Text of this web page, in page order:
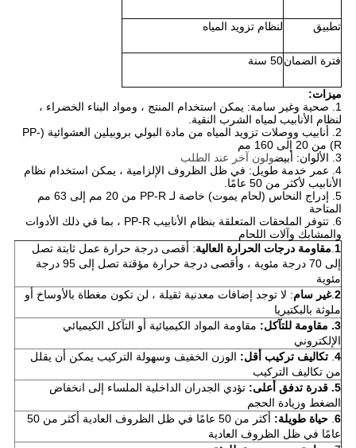
تطبيق لنظام تزويد المياه
فترة الضمان50 سنة
ميزات:
1. صحية وغير سامة: يمكن استخدام المنتج ، ومواد البناء الخضراء ،
لنظام الأنابيب لمياه الشرب النقية.
2. أنابيب ووصلات تزويد المياه من مادة البولي بروبيلين العشوائية (PP-
R) من 20 إلى 160 مم
3. الألوان: أبيض
ولون آخر عند الطلب
4. عمر خدمة طويل: في ظل الظروف الإلزامية ، يمكن استخدام نظام
الأنابيب لأكثر من 50 عامًا.
5. إدراج النحاس (لحام يموت) خاصة لـ PP-R من 20 مم إلى 63 مم
المتاحة
6. تتوفر الملحقات المتعلقة بنظام الأنابيب PP-R ، بما في ذلك الأدوات
والمشابك وآلات اللحام
1
.مقاومة درجات الحرارة العالية: أقصى درجة حرارة عمل ثابتة تصل
إلى 70 درجة مئوية ، وأقصى درجة حرارة مؤقتة تصل إلى 95 درجة
مئوية
2
.غير سام: لا توجد إضافات معدنية ثقيلة ، لن تكون مغطاة بالأوساخ أو
ملوثة بالبكتيريا
3. مقاومة للتآكل: مقاومة المواد الكيميائية أو التآكل الكيميائي
الإلكتروني
4
. تكاليف تركيب أقل: الوزن الخفيف وسهولة التركيب يمكن أن يقلل
من تكاليف التركيب
5. قدرة تدفق أعلى:
تؤدي الجدران الداخلية الملساء إلى انخفاض
الضغط وزيادة الحجم
6
. حياة طويلة:
أكثر من 50 عامًا في ظل الظروف العادية أكثر من 50
عامًا في ظل الظروف العادية